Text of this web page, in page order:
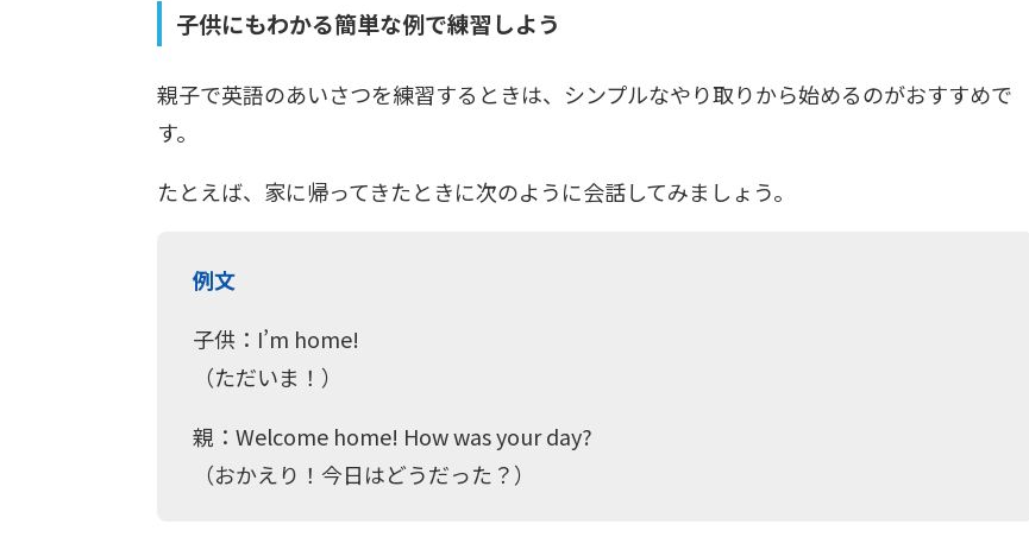
子供にもわかる簡単な例で練習しよう
親子で英語のあいさつを練習するときは、シンプルなやり取りから始めるのがおすすめで
す。
たとえば、家に帰ってきたときに次のように会話してみましょう。
例文
子供：I’m home!
（ただいま！）
親：Welcome home! How was your day?
（おかえり！今日はどうだった？）